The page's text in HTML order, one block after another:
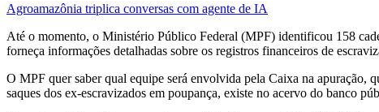
Agroamazônia triplica conversas com agente de IA
Até o momento, o Ministério Público Federal (MPF) identificou 158
forneça informações detalhadas sobre os registros financeiros de
O MPF quer saber qual equipe será envolvida pela Caixa na apuração,
saques dos ex-escravizados em poupança, existe no acervo do banco